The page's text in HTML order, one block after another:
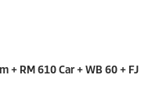
+ RM 610 Car + WB 60 + FJ